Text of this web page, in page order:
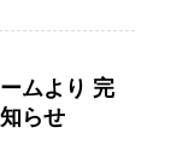
ムより 完
らせ